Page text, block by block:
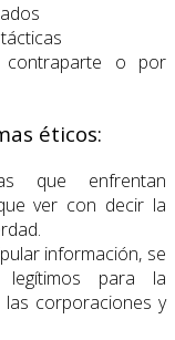
contraparte o por
éticos:
que enfrentan
ver con decir la
información, se
legítimos para la
las corporaciones y